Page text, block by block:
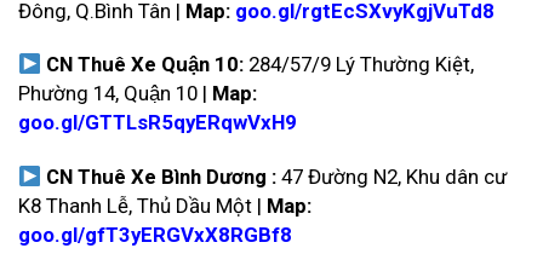
Đông, Q.Bình Tân | Map: goo.gl/rgtEcSXvyKgjVuTd8
CN Thuê Xe Quận 10: 284/57/9 Lý Thường Kiệt,
Phường 14, Quận 10 | Map:
goo.gl/GTTLsR5qyERqwVxH9
CN Thuê Xe Bình Dương :47 Đường N2, Khu dân cư
K8 Thanh Lễ, Thủ Dầu Một | Map:
goo.gl/gfT3yERGVxX8RGBf8